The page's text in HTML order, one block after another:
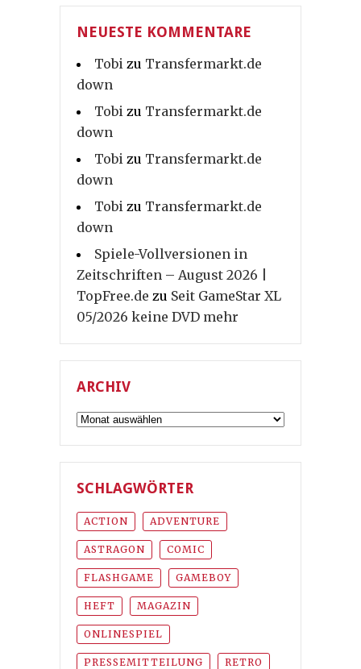
NEUESTE KOMMENTARE
Tobi zu Transfermarkt.de
down
Tobi zu Transfermarkt.de
down
Tobi zu Transfermarkt.de
down
Tobi zu Transfermarkt.de
down
Spiele-Vollversionen in
Zeitschriften – August 2026 |
TopFree.de zu Seit GameStar XL
05/2026 keine DVD mehr
ARCHIV
Archiv
SCHLAGWÖRTER
ACTION ADVENTURE
ASTRAGON COMIC
FLASHGAME GAMEBOY
HEFT MAGAZIN
ONLINESPIEL
PRESSEMITTEILUNG RETRO